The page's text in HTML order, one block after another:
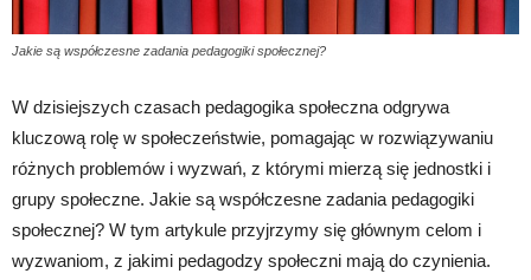
Jakie są współczesne zadania pedagogiki społecznej?
W dzisiejszych czasach pedagogika społeczna odgrywa
kluczową rolę w społeczeństwie, pomagając w rozwiązywaniu
różnych problemów i wyzwań, z którymi mierzą się jednostki i
grupy społeczne. Jakie są współczesne zadania pedagogiki
społecznej? W tym artykule przyjrzymy się głównym celom i
wyzwaniom, z jakimi pedagodzy społeczni mają do czynienia.